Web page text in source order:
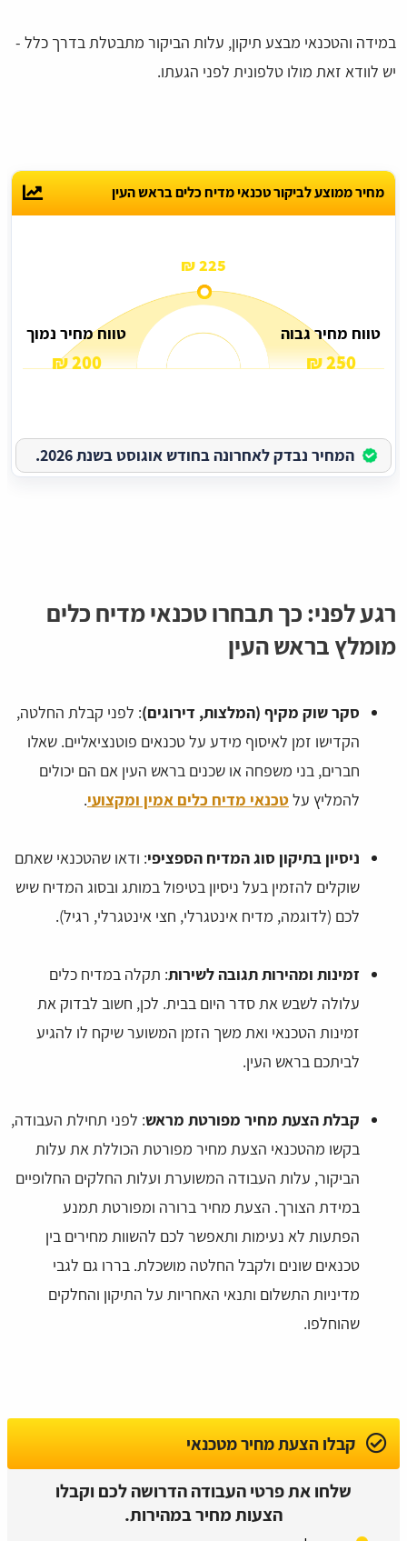
במידה והטכנאי מבצע תיקון, עלות הביקור מתבטלת בדרך כלל -
יש לוודא זאת מולו טלפונית לפני הגעתו.
מחיר ממוצע לביקור טכנאי מדיח כלים בראש העין
225 ₪
טווח מחיר גבוה
250 ₪
טווח מחיר נמוך
200 ₪
המחיר נבדק לאחרונה בחודש אוגוסט בשנת 2026.
רגע לפני: כך תבחרו טכנאי מדיח כלים
מומלץ בראש העין
סקר שוק מקיף (המלצות, דירוגים): לפני קבלת החלטה,
הקדישו זמן לאיסוף מידע על טכנאים פוטנציאליים. שאלו
חברים, בני משפחה או שכנים בראש העין אם הם יכולים
להמליץ עלטכנאי מדיח כלים אמין ומקצועי.
ניסיון בתיקון סוג המדיח הספציפי: ודאו שהטכנאי שאתם
שוקלים להזמין בעל ניסיון בטיפול במותג ובסוג המדיח שיש
לכם (לדוגמה, מדיח אינטגרלי, חצי אינטגרלי, רגיל).
זמינות ומהירות תגובה לשירות: תקלה במדיח כלים
עלולה לשבש את סדר היום בבית. לכן, חשוב לבדוק את
זמינות הטכנאי ואת משך הזמן המשוער שיקח לו להגיע
לביתכם בראש העין.
קבלת הצעת מחיר מפורטת מראש: לפני תחילת העבודה,
בקשו מהטכנאי הצעת מחיר מפורטת הכוללת את עלות
הביקור, עלות העבודה המשוערת ועלות החלקים החלופיים
במידת הצורך. הצעת מחיר ברורה ומפורטת תמנע
הפתעות לא נעימות ותאפשר לכם להשוות מחירים בין
טכנאים שונים ולקבל החלטה מושכלת. בררו גם לגבי
מדיניות התשלום ותנאי האחריות על התיקון והחלקים
שהוחלפו.
קבלו הצעת מחיר מטכנאי
שלחו את פרטי העבודה הדרושה לכם וקבלו
הצעות מחיר במהירות.